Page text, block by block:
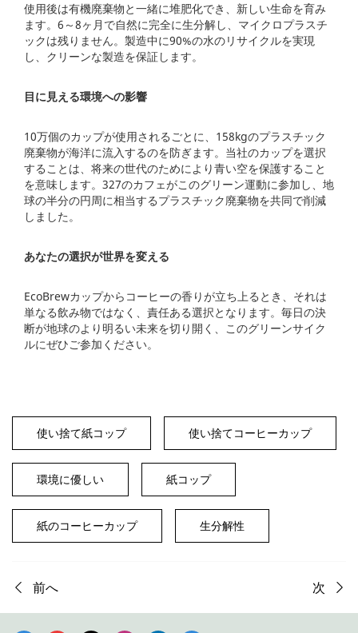
使用後は有機廃棄物と一緒に堆肥化でき、新しい生命を育み
ます。6～8ヶ月で自然に完全に生分解し、マイクロプラスチ
ックは残りません。製造中に90%の水のリサイクルを実現
し、クリーンな製造を保証します。
目に見える環境への影響
10万個のカップが使用されるごとに、158kgのプラスチック
廃棄物が海洋に流入するのを防ぎます。当社のカップを選択
することは、将来の世代のためにより青い空を保護すること
を意味します。327のカフェがこのグリーン運動に参加し、地
球の半分の円周に相当するプラスチック廃棄物を共同で削減
しました。
あなたの選択が世界を変える
EcoBrewカップからコーヒーの香りが立ち上るとき、それは
単なる飲み物ではなく、責任ある選択となります。毎日の決
断が地球のより明るい未来を切り開く、このグリーンサイク
ルにぜひご参加ください。
使い捨て紙コップ 使い捨てコーヒーカップ
環境に優しい 紙コップ
紙のコーヒーカップ 生分解性
前へ 次